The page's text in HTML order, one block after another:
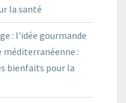
la santé
: l'idée gourmande
méditerranéenne :
bienfaits pour la